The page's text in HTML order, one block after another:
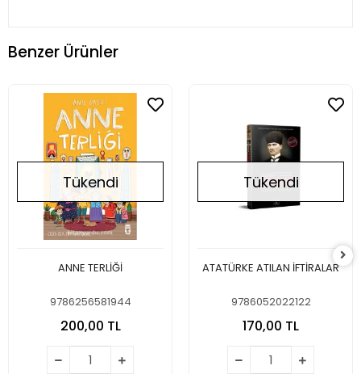
Benzer Ürünler
Tükendi
ANNE TERLİĞİ
9786256581944
200,00 TL
Tükendi
ATATÜRKE ATILAN İFTİRALAR
9786052022122
170,00 TL